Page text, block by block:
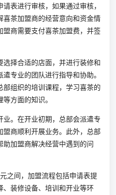
表进行审核，如果通过审核，
茶加盟商的经营意向和资金情
盟商需要支付喜茶加盟费，并签
择合适的店面，并进行装修和
专业的团队进行指导和协助。
组织的培训课程，学习喜茶的
方面的知识。
。在开业初期，总部会派遣专
盟商顺利开展业务。此外，总部
加盟商解决经营中遇到的问
之间，加盟流程包括申请表提
、装修设备、培训和开业等环